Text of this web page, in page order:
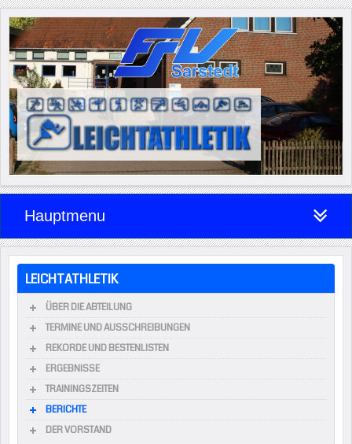
Hauptmenu
LEICHTATHLETIK
ÜBER DIE ABTEILUNG
TERMINE UND AUSSCHREIBUNGEN
REKORDE UND BESTENLISTEN
ERGEBNISSE
TRAININGSZEITEN
BERICHTE
DER VORSTAND